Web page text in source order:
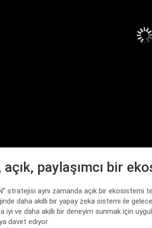
açık, paylaşımcı bir
stratejisi aynı zamanda açık bir ekosistemi
daha akıllı bir yapay zeka sistemi ile
iyi ve daha akıllı bir deneyim sunmak için
davet ediyor.